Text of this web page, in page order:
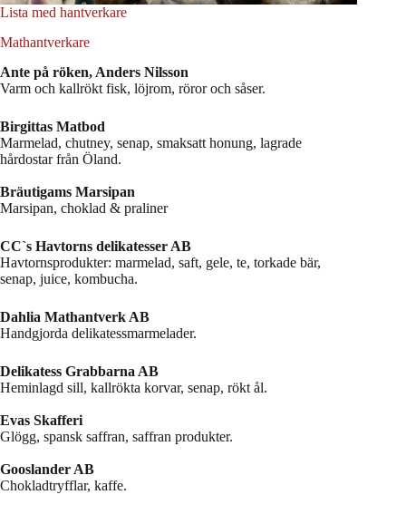
Lista med hantverkare
Mathantverkare
Ante på röken, Anders Nilsson
Varm och kallrökt fisk, löjrom, röror och såser.
Birgittas Matbod
Marmelad, chutney, senap, smaksatt honung, lagrade
hårdostar från Öland.
Bräutigams Marsipan
Marsipan, choklad & praliner
CC`s Havtorns delikatesser AB
Havtornsprodukter: marmelad, saft, gele, te, torkade bär,
senap, juice, kombucha.
Dahlia Mathantverk AB
Handgjorda delikatessmarmelader.
Delikatess Grabbarna AB
Heminlagd sill, kallrökta korvar, senap, rökt ål.
Evas Skafferi
Glögg, spansk saffran, saffran produkter.
Gooslander AB
Chokladtryfflar, kaffe.